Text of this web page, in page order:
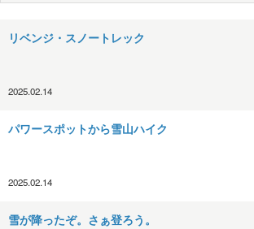
リベンジ・スノートレック
2025.02.14
パワースポットから雪山ハイク
2025.02.14
雪が降ったぞ。さぁ登ろう。